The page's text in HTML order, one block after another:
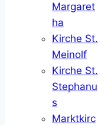
Margaret
ha
Kirche St.
Meinolf
Kirche St.
Stephanu
s
Marktkirc